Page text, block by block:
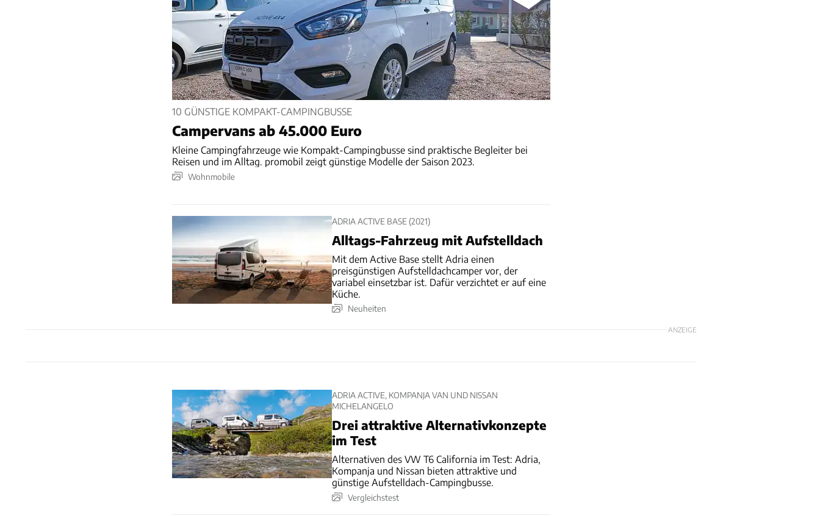
10 GÜNSTIGE KOMPAKT-CAMPINGBUSSE
Campervans ab 45.000 Euro
Kleine Campingfahrzeuge wie Kompakt-Campingbusse sind praktische Begleiter bei
Reisen und im Alltag. promobil zeigt günstige Modelle der Saison 2023.
Wohnmobile
ADRIA ACTIVE BASE (2021)
Alltags-Fahrzeug mit Aufstelldach
Mit dem Active Base stellt Adria einen
preisgünstigen Aufstelldachcamper vor, der
variabel einsetzbar ist. Dafür verzichtet er auf eine
Küche.
Neuheiten
ANZEIGE
ADRIA ACTIVE, KOMPANJA VAN UND NISSAN
MICHELANGELO
Drei attraktive Alternativkonzepte
im Test
Alternativen des VW T6 California im Test: Adria,
Kompanja und Nissan bieten attraktive und
günstige Aufstelldach-Campingbusse.
Vergleichstest